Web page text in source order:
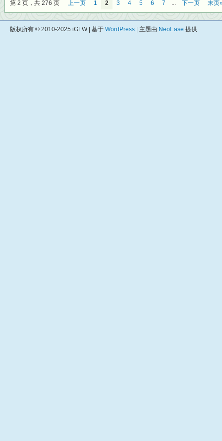
第 2 页，共 276 页 上一页 1 2 3 4 5 6 7 ... 下一页 末页
版权所有 © 2010-2025 iGFW | 基于 WordPress | 主题由 NeoEase 提供